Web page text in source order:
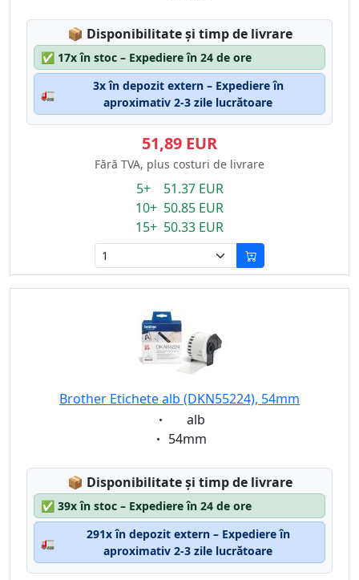
📦 Lagerstatus:
Disponibilitate și timp de livrare
✅ 17x în stoc – Expediere în 24 de ore
🚛
3x în depozit extern – Expediere în
aproximativ 2-3 zile lucrătoare
51,89 EUR
Fără TVA, plus costuri de livrare
5+ 51.37 EUR
10+ 50.85 EUR
15+ 50.33 EUR
Brother Etichete alb (DKN55224), 54mm
Eigenschaft:
alb
Eigenschaft:
54mm
📦 Lagerstatus:
Disponibilitate și timp de livrare
✅ 39x în stoc – Expediere în 24 de ore
🚛
291x în depozit extern – Expediere în
aproximativ 2-3 zile lucrătoare